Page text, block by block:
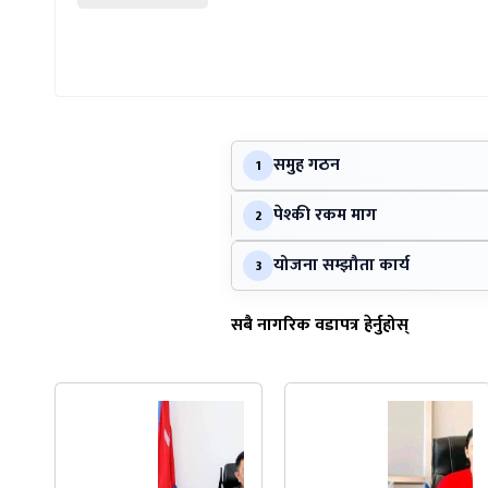
1 समुह गठन
2 पेश्की रकम माग
3 योजना सम्झौता कार्य
सबै नागरिक वडापत्र हेर्नुहोस्